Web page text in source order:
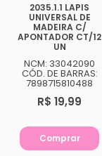
2035.1.1 LAPIS
UNIVERSAL DE
MADEIRA C/
APONTADOR CT/12
UN
NCM: 33042090
CÓD. DE BARRAS:
7898715810488
R$ 19,99
Comprar